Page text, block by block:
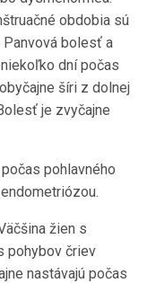
obdobia sú
bolesť a
dní počas
šíri z dolnej
je zvyčajne
pohlavného
žien s
pohybov čriev
nastávajú počas